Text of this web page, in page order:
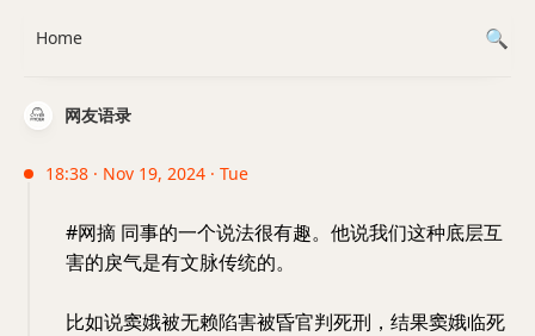
网友语录
18:38 · Nov 19, 2024 · Tue
#网摘 同事的一个说法很有趣。他说我们这种底层互
害的戾气是有文脉传统的。
比如说窦娥被无赖陷害被昏官判死刑，结果窦娥临死
Home